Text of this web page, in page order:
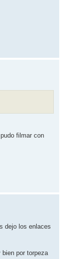
filmar con
dejo los enlaces
por torpeza